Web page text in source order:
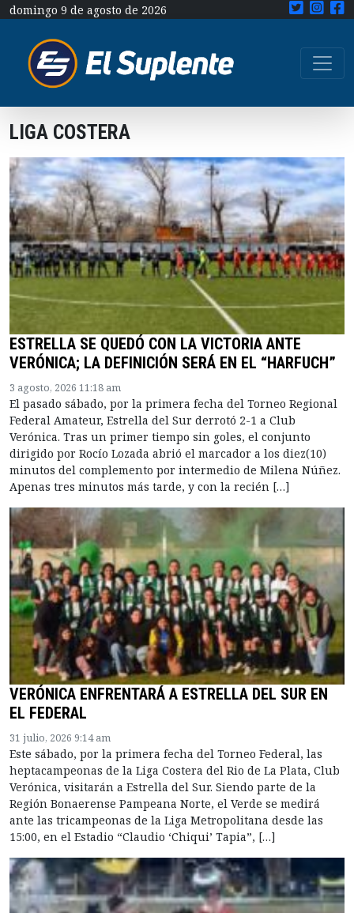
domingo 9 de agosto de 2026
LIGA COSTERA
ESTRELLA SE QUEDÓ CON LA VICTORIA ANTE
VERÓNICA; LA DEFINICIÓN SERÁ EN EL “HARFUCH”
3 agosto, 2026 11:18 am
El pasado sábado, por la primera fecha del Torneo Regional
Federal Amateur, Estrella del Sur derrotó 2-1 a Club
Verónica. Tras un primer tiempo sin goles, el conjunto
dirigido por Rocío Lozada abrió el marcador a los diez(10)
minutos del complemento por intermedio de Milena Núñez.
Apenas tres minutos más tarde, y con la recién […]
VERÓNICA ENFRENTARÁ A ESTRELLA DEL SUR EN
EL FEDERAL
31 julio, 2026 9:14 am
Este sábado, por la primera fecha del Torneo Federal, las
heptacampeonas de la Liga Costera del Rio de La Plata, Club
Verónica, visitarán a Estrella del Sur. Siendo parte de la
Región Bonaerense Pampeana Norte, el Verde se medirá
ante las tricampeonas de la Liga Metropolitana desde las
15:00, en el Estadio “Claudio ‘Chiqui’ Tapia”, […]